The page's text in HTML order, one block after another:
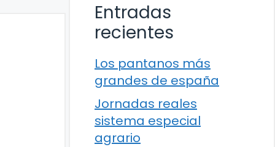
Entradas
recientes
Los pantanos más
grandes de españa
Jornadas reales
sistema especial
agrario